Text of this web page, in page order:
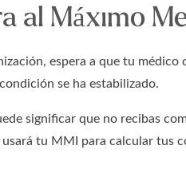
al Máximo
espera a que tu
se ha estabilizado.
significar que no recibas
usará tu MMI para calcular tus